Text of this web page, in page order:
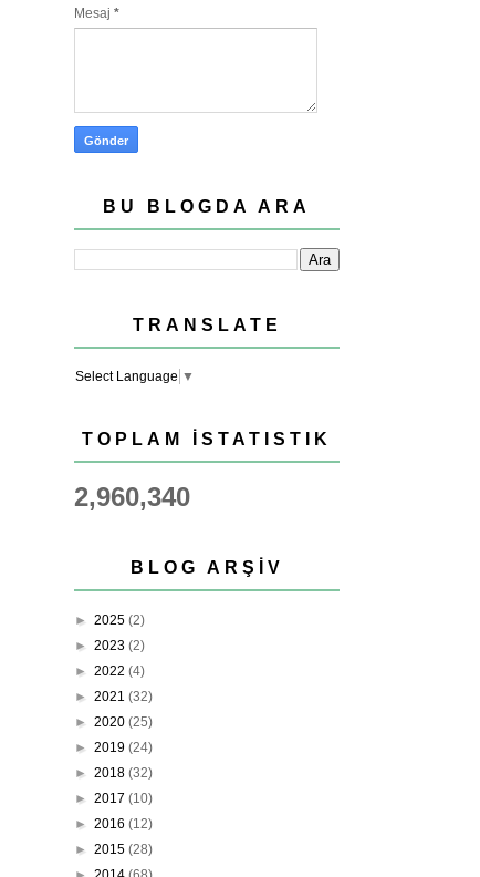
Mesaj *
BU BLOGDA ARA
TRANSLATE
Select Language ▼
TOPLAM İSTATISTIK
2,960,340
BLOG ARŞIV
► 2025 (2)
► 2023 (2)
► 2022 (4)
► 2021 (32)
► 2020 (25)
► 2019 (24)
► 2018 (32)
► 2017 (10)
► 2016 (12)
► 2015 (28)